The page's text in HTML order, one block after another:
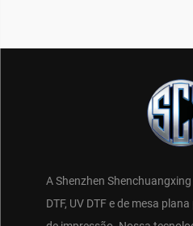
A Shenzhen
DTF, UV DTF e de mesa